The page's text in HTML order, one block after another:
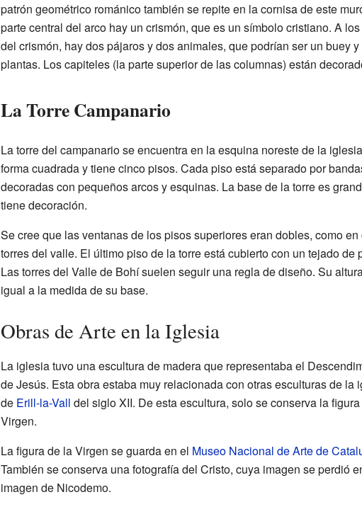
patrón geométrico románico también se repite en la cornisa de este
parte central del arco hay un crismón, que es un símbolo cristiano. A
del crismón, hay dos pájaros y dos animales, que podrían ser un buey
plantas. Los capiteles (la parte superior de las columnas) están
La Torre Campanario
La torre del campanario se encuentra en la esquina noreste de la
forma cuadrada y tiene cinco pisos. Cada piso está separado por
decoradas con pequeños arcos y esquinas. La base de la torre es
tiene decoración.
Se cree que las ventanas de los pisos superiores eran dobles, como en
torres del valle. El último piso de la torre está cubierto con un tejado de
Las torres del Valle de Bohí suelen seguir una regla de diseño. Su
igual a la medida de su base.
Obras de Arte en la Iglesia
La iglesia tuvo una escultura de madera que representaba el
de Jesús. Esta obra estaba muy relacionada con otras esculturas de la
de Erill-la-Vall del siglo XII. De esta escultura, solo se conserva la
Virgen.
La figura de la Virgen se guarda en el Museo Nacional de Arte de
También se conserva una fotografía del Cristo, cuya imagen se perdió
imagen de Nicodemo.